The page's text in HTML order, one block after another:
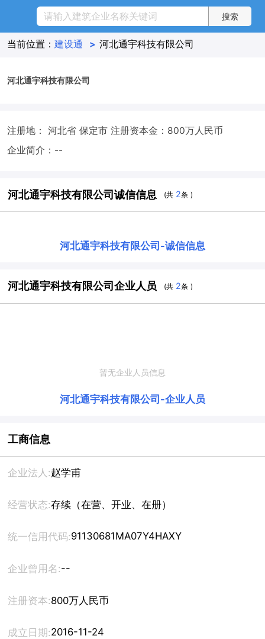
当前位置： 建设通 > 河北通宇科技有限公司
河北通宇科技有限公司
注册地： 河北省 保定市 注册资本金：800万人民币
企业简介：--
河北通宇科技有限公司诚信信息 (共 2条 )
河北通宇科技有限公司 -诚信信息
河北通宇科技有限公司企业人员 (共 2条 )
暂无企业人员信息
河北通宇科技有限公司 -企业人员
工商信息
企业法人:赵学甫
经营状态:存续（在营、开业、在册）
统一信用代码:91130681MA07Y4HAXY
企业曾用名:--
注册资本:800万人民币
成立日期:2016-11-24